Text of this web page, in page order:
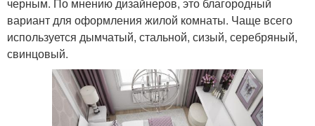
черным. По мнению дизайнеров, это благородный
вариант для оформления жилой комнаты. Чаще всего
используется дымчатый, стальной, сизый, серебряный,
свинцовый.